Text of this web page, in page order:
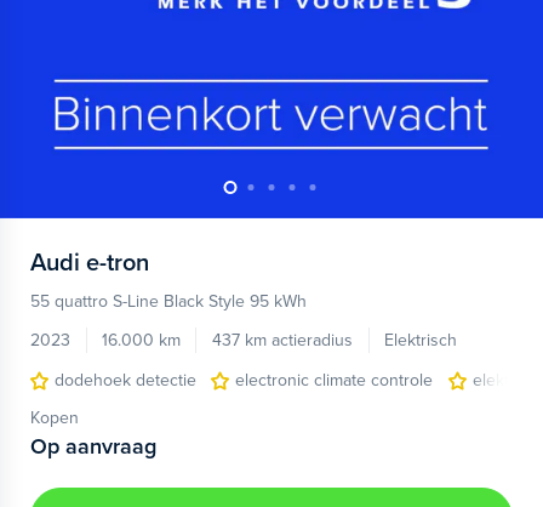
Audi e-tron
55 quattro S-Line Black Style 95 kWh
2023
16.000 km 437 km actieradius
Elektrisch
dodehoek detectie
electronic climate controle
Kopen
Op aanvraag